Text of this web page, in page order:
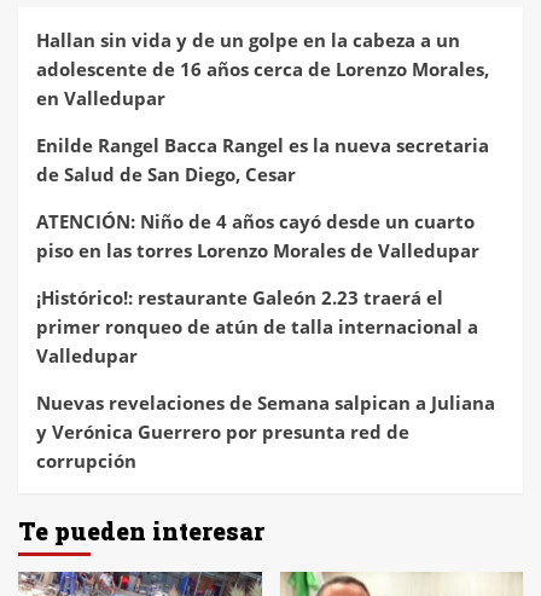
Hallan sin vida y de un golpe en la cabeza a un
adolescente de 16 años cerca de Lorenzo Morales,
en Valledupar
Enilde Rangel Bacca Rangel es la nueva secretaria
de Salud de San Diego, Cesar
ATENCIÓN: Niño de 4 años cayó desde un cuarto
piso en las torres Lorenzo Morales de Valledupar
¡Histórico!: restaurante Galeón 2.23 traerá el
primer ronqueo de atún de talla internacional a
Valledupar
Nuevas revelaciones de Semana salpican a Juliana
y Verónica Guerrero por presunta red de
corrupción
Te pueden interesar